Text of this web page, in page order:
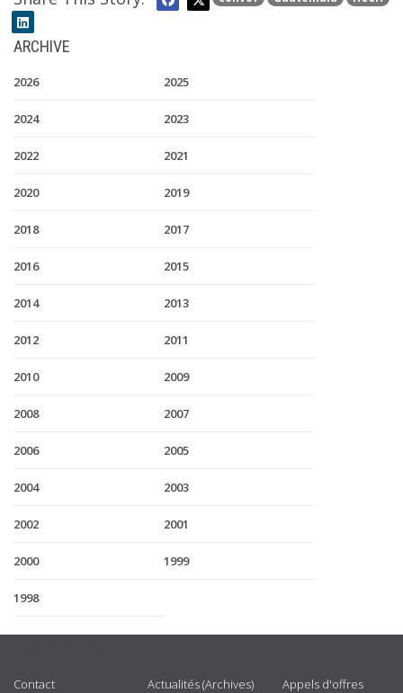
ARCHIVE
2026 2025
2024 2023
2022 2021
2020 2019
2018 2017
2016 2015
2014 2013
2012 2011
2010 2009
2008 2007
2006 2005
2004 2003
2002 2001
2000 1999
1998
Contact Actualités (Archives) Appels d'offres